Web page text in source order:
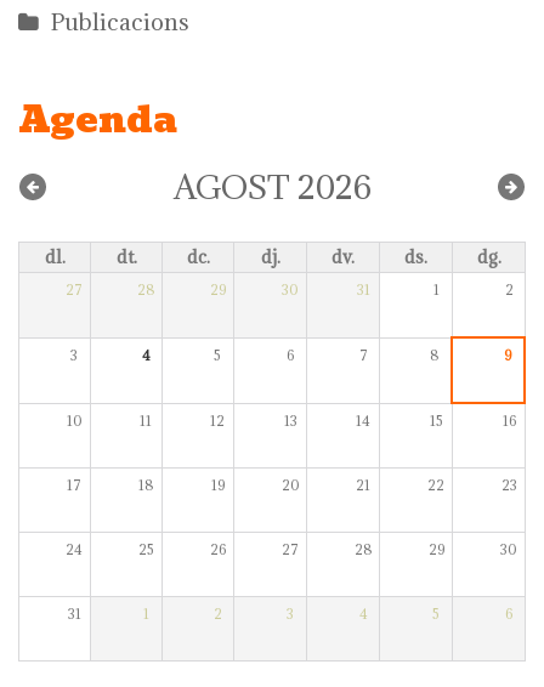
Publicacions
Agenda
AGOST 2026
dl. dt. dc. dj. dv. ds. dg.
27 28 29 30 31 1 2
3 4 5 6 7 8 9
10 11 12 13 14 15 16
17 18 19 20 21 22 23
24 25 26 27 28 29 30
31 1 2 3 4 5 6